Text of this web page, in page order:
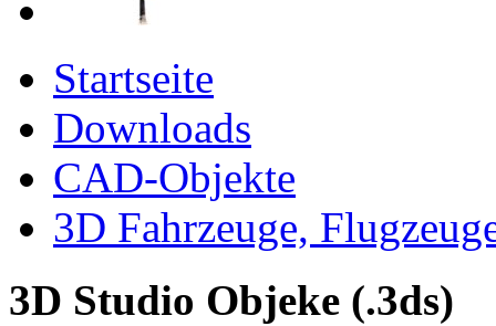
Startseite
Downloads
CAD-Objekte
3D Fahrzeuge,
3D Studio Objeke (.3ds)